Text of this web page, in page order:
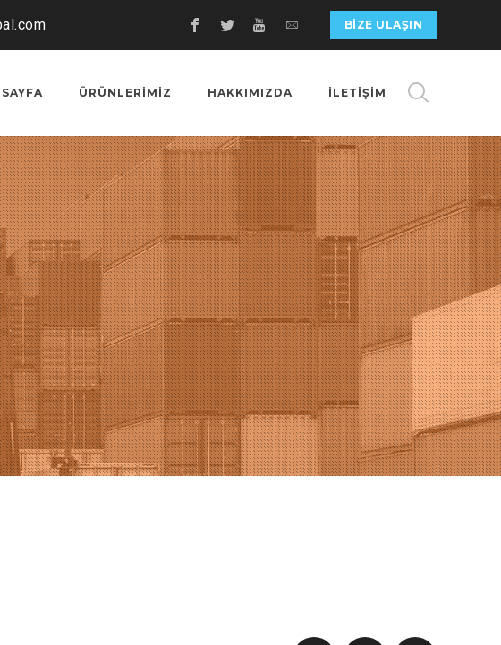
BIZE ULAŞIN
ÜRÜNLERİMİZ HAKKIMIZDA İLETİŞİM